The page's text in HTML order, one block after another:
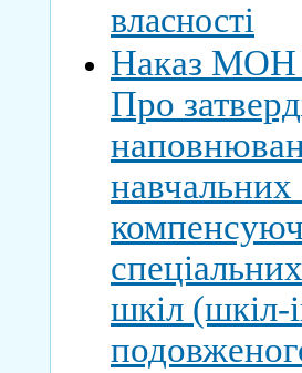
власності
Наказ МОН
Про
навчальних
шкіл (шкіл-